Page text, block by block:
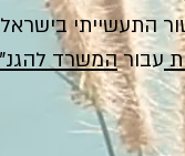
התעשייתי בישראל
עבורהמשרד